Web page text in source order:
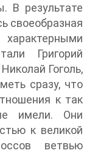
В результате
своеобразная
Григорий
Гоголь,
сразу, что
к так
имели. Они
к великой
ветвью